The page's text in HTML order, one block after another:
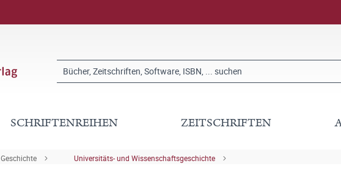
SCHRIFTENREIHEN ZEITSCHRIFTEN
Geschichte Universitäts- und Wissenschaftsgeschichte